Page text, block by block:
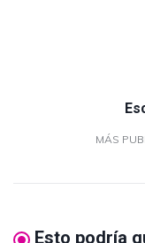
MÁS
Esto podría